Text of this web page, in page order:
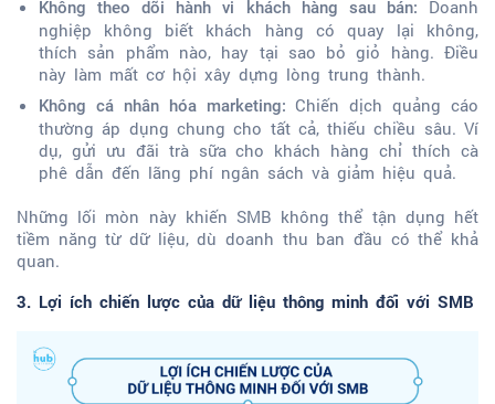
Không theo dõi hành vi khách hàng sau bán:
Doanh
nghiệp không biết khách hàng có quay lại không,
thích sản phẩm nào, hay tại sao bỏ giỏ hàng. Điều
này làm mất cơ hội xây dựng lòng trung thành.
Không cá nhân hóa marketing: Chiến dịch quảng cáo
thường áp dụng chung cho tất cả, thiếu chiều sâu. Ví
dụ, gửi ưu đãi trà sữa cho khách hàng chỉ thích cà
phê dẫn đến lãng phí ngân sách và giảm hiệu quả.
Những lối mòn này khiến SMB không thể tận dụng hết
tiềm năng từ dữ liệu, dù doanh thu ban đầu có thể khả
quan.
3. Lợi ích chiến lược của dữ liệu thông minh đối với SMB